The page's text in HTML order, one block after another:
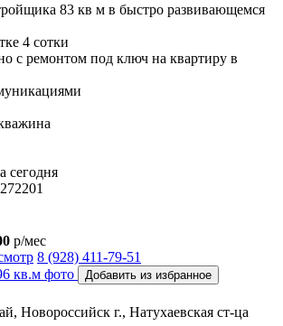
83 кв м в быстро развивающемся
4 сотки
с ремонтом под ключ на квартиру в
сегодня
р/мес
8 (928) 411-79-51
Добавить из избранное
Новороссийск г., Натухаевская ст-ца